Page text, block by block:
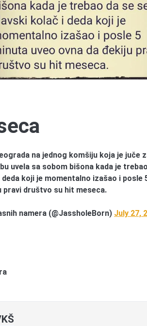
na jednog komšiju koja je juče
uvela sa sobom bišona kada je
koji je momentalno izašao i posle
pravi društvo su hit meseca.
namera (@JassholeBorn) July 27,